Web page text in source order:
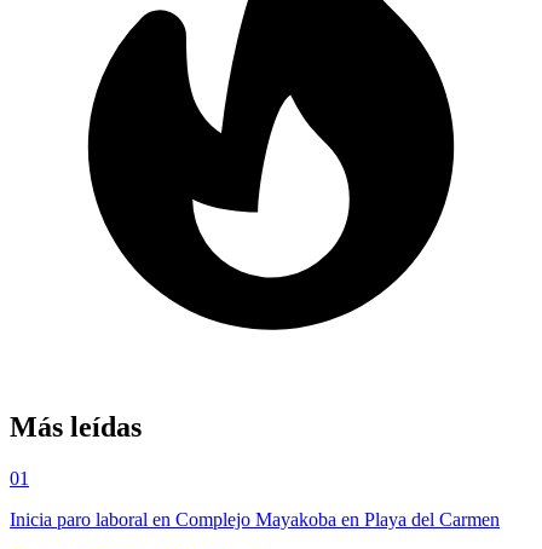
Más leídas
01
Inicia paro laboral en Complejo Mayakoba en Playa del Carmen